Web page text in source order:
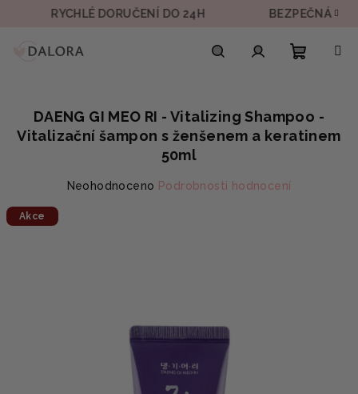
RYCHLÉ DORUČENÍ DO 24H BEZPEČNÁ PLATBA
košík
DAENG GI MEO RI - Vitalizing Shampoo -
Vitalizační šampon s ženšenem a keratinem
50ml
Průměrné
Neohodnoceno Podrobnosti hodnocení
Akce